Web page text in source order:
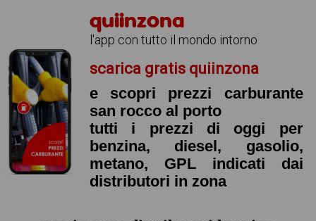
quiinzona
l'app con tutto il mondo intorno
scarica gratis quiinzona
e scopri prezzi carburante
san rocco al porto
tutti i prezzi di oggi per
benzina, diesel, gasolio,
metano, GPL indicati dai
distributori in zona